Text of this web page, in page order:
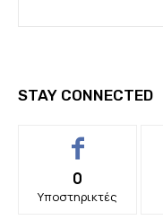
STAY CONNECTED
0
Υποστηρικτές